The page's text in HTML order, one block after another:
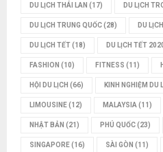
DU LỊCH THÁI LAN (17) DU LỊCH
DU LỊCH TRUNG QUỐC(28) DU
DU LỊCH TẾT(18) DU LỊCH TẾT
FASHION (10) FITNESS (11)
HỘI DU LỊCH (66) KINH NGHIỆM DU
LIMOUSINE(12) MALAYSIA (11)
NHẬT BẢN (21) PHÚ QUỐC(23)
SINGAPORE(16) SÀI GÒN (11)